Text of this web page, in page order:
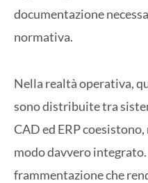
documentazione
normativa.
Nella realtà operativa,
sono distribuite tra
CAD ed ERP
modo davvero
frammentazione che